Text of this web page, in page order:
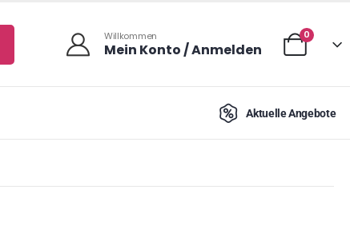
Willkommen
Mein Konto / Anmelden
0
Aktuelle Angebote